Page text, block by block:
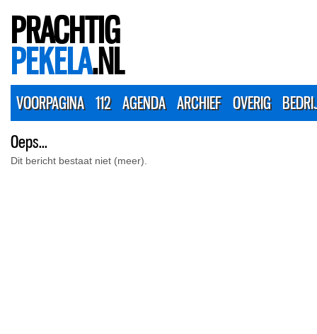
PRACHTIG
PEKELA.NL
VOORPAGINA 112 AGENDA ARCHIEF OVERIG
Oeps...
Dit bericht bestaat niet (meer).